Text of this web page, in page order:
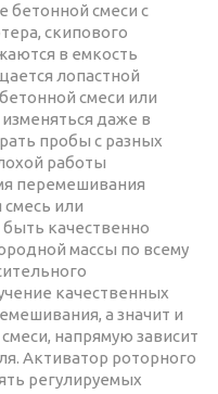
смеси с
скипового
в емкость
лопастной
смеси или
даже в
пробы с разных
работы
перемешивания
смесь или
качественно
массы по всему
качественных
а значит и
напрямую зависит
Активатор роторного
регулируемых